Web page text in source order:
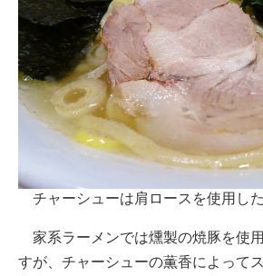
チャーシューは肩ロースを使用した
家系ラーメンでは燻製の焼豚を使
すが、チャーシューの薫香によって